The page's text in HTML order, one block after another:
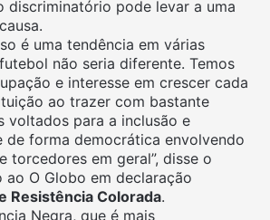
discriminatório pode levar a uma
é uma tendência em várias
não seria diferente. Temos
e interesse em crescer cada
ao trazer com bastante
voltados para a inclusão e
de forma democrática envolvendo
torcedores em geral”, disse o
O Globo em declaração
Resistência Colorada.
Negra, que é mais